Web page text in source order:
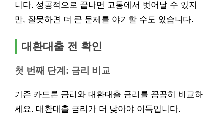
니다. 성공적으로 끝나면 고통에서 벗어날 수 있지
만, 잘못하면 더 큰 문제를 야기할 수도 있습니다.
대환대출 전 확인
첫 번째 단계: 금리 비교
기존 카드론 금리와 대환대출 금리를 꼼꼼히 비교하
세요. 대환대출 금리가 더 낮아야 이득입니다.